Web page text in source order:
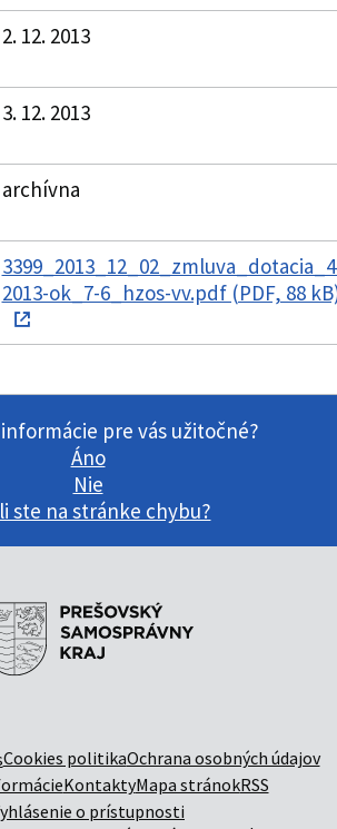
2. 12. 2013
3. 12. 2013
archívna
2013-ok_7-6_hzos-vv.pdf (PDF, 88
pre vás užitočné?
Áno
Nie
ste na stránke chybu?
Cookies politikaOchrana osobných údajov
KontaktyMapa stránokRSS
o prístupnosti